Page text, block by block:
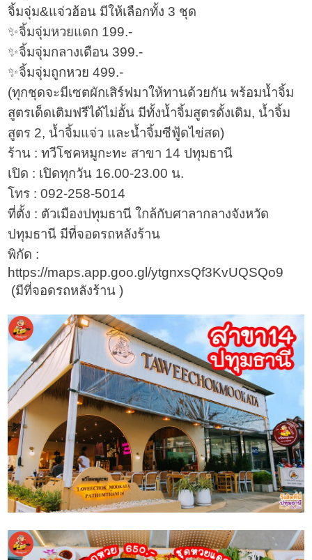
จิ้มจุ่ม&แจ่วฮ้อน มีให้เลือกทั้ง 3 ชุด
✨จิ้มจุ่มหวยแดก 199.-
✨จิ้มจุ่มกลางเดือน 399.-
✨จิ้มจุ่มถูกหวย 499.-
(ทุกชุดจะมีเซตผักเสิร์ฟมาให้ทานด้วยกัน พร้อมน้ำจิ้ม
สูตรเด็ดเติมฟรีได้ไม่อั้น มีทั้งน้ำจิ้มสูตรดั้งเดิม, น้ำจิ้ม
สูตร 2, น้ำจิ้มแจ่ว และน้ำจิ้มซีฟู้ดไข่สด)
ร้าน : ทวีโชคหมูกะทะ สาขา 14 ปทุมธานี
เปิด : เปิดทุกวัน 16.00-23.00 น.
โทร : 092-258-5014
ที่ตั้ง : ตัวเมืองปทุมธานี ใกล้กับศาลากลางจังหวัด
ปทุมธานี มีที่จอดรถหลังร้าน
พิกัด :
https://maps.app.goo.gl/ytgnxsQf3KvUQSQo9
(มีที่จอดรถหลังร้าน )